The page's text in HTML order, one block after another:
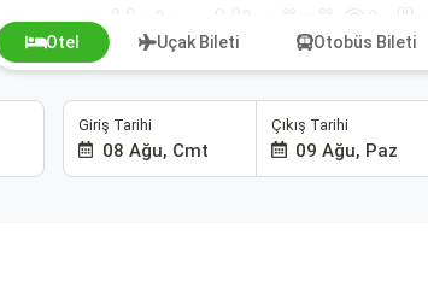
Hatay Altınözü
Otel Uçak Bileti Otobüs Bileti
Giriş Tarihi
08 Ağu, Cmt
Çıkış Tarihi
09 Ağu, Paz